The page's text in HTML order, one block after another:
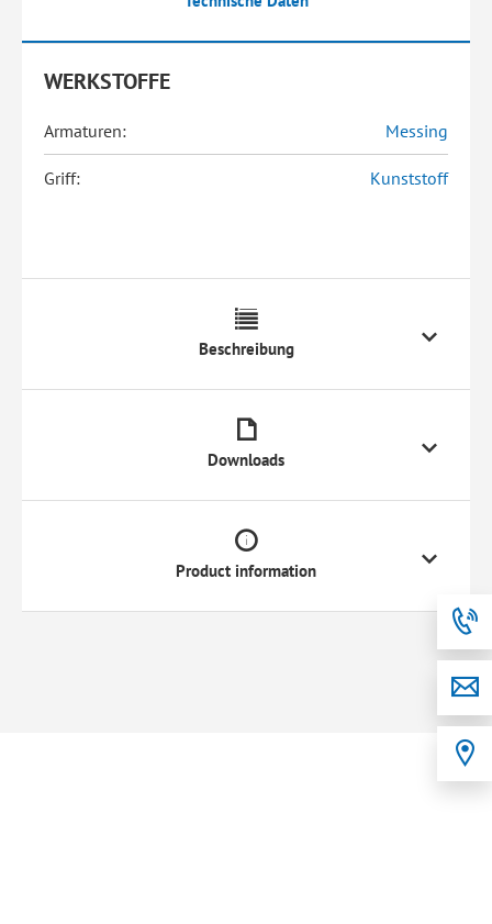
WERKSTOFFE
Armaturen: Messing
Griff: Kunststoff
Beschreibung
Downloads
Product information